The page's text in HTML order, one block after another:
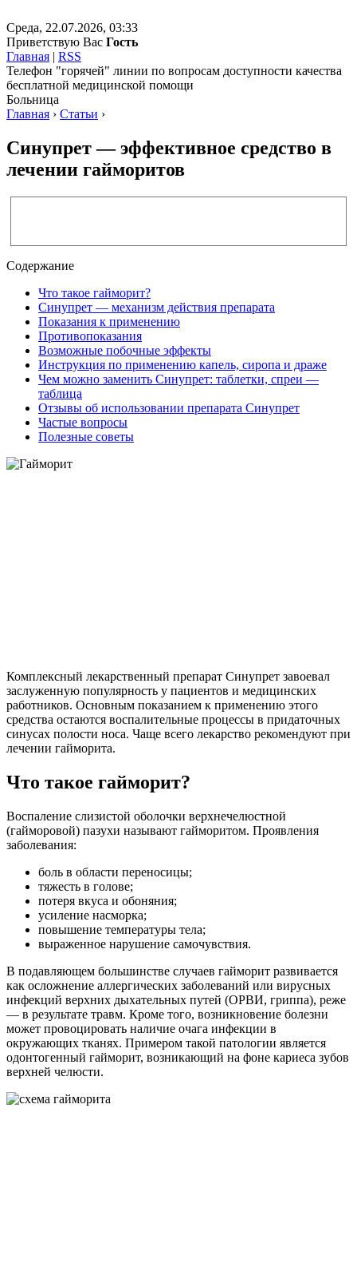
Среда, 22.07.2026, 03:33
Приветствую Вас Гость
Главная | RSS
Телефон "горячей" линии по вопросам доступности качества
бесплатной медицинской помощи
Больница
Главная › Статьи ›
Синупрет — эффективное средство в
лечении гайморитов
Содержание
Что такое гайморит?
Синупрет — механизм действия препарата
Показания к применению
Противопоказания
Возможные побочные эффекты
Инструкция по применению капель, сиропа и драже
Чем можно заменить Синупрет: таблетки, спреи —
таблица
Отзывы об использовании препарата Синупрет
Частые вопросы
Полезные советы
Комплексный лекарственный препарат Синупрет завоевал
заслуженную популярность у пациентов и медицинских
работников. Основным показанием к применению этого
средства остаются воспалительные процессы в придаточных
синусах полости носа. Чаще всего лекарство рекомендуют при
лечении гайморита.
Что такое гайморит?
Воспаление слизистой оболочки верхнечелюстной
(гайморовой) пазухи называют гайморитом. Проявления
заболевания:
боль в области переносицы;
тяжесть в голове;
потеря вкуса и обоняния;
усиление насморка;
повышение температуры тела;
выраженное нарушение самочувствия.
В подавляющем большинстве случаев гайморит развивается
как осложнение аллергических заболеваний или вирусных
инфекций верхних дыхательных путей (ОРВИ, гриппа), реже
— в результате травм. Кроме того, возникновение болезни
может провоцировать наличие очага инфекции в
окружающих тканях. Примером такой патологии является
одонтогенный гайморит, возникающий на фоне кариеса зубов
верхней челюсти.